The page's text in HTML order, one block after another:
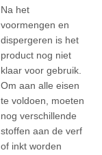
Na het
voormengen en
dispergeren is het
product nog niet
klaar voor gebruik.
Om aan alle eisen
te voldoen, moeten
nog verschillende
stoffen aan de verf
of inkt worden